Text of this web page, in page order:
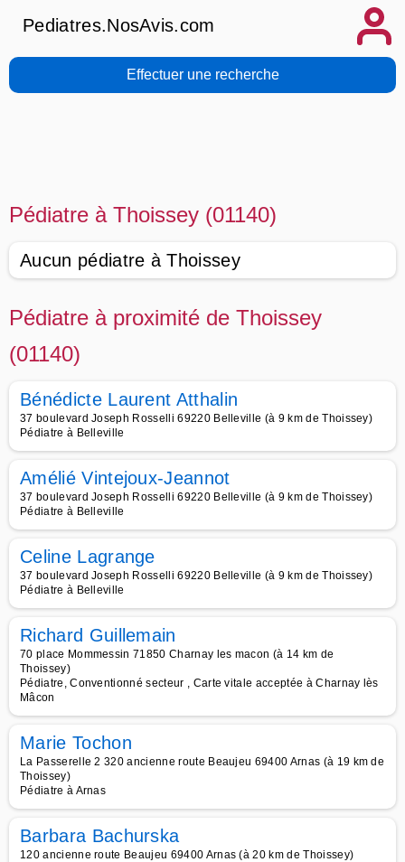
Pediatres.NosAvis.com
Effectuer une recherche
Pédiatre à Thoissey (01140)
Aucun pédiatre à Thoissey
Pédiatre à proximité de Thoissey
(01140)
Bénédicte Laurent Atthalin
37 boulevard Joseph Rosselli 69220 Belleville (à 9 km de Thoissey)
Pédiatre à Belleville
Amélié Vintejoux-Jeannot
37 boulevard Joseph Rosselli 69220 Belleville (à 9 km de Thoissey)
Pédiatre à Belleville
Celine Lagrange
37 boulevard Joseph Rosselli 69220 Belleville (à 9 km de Thoissey)
Pédiatre à Belleville
Richard Guillemain
70 place Mommessin 71850 Charnay les macon (à 14 km de
Thoissey)
Pédiatre, Conventionné secteur , Carte vitale acceptée à Charnay lès
Mâcon
Marie Tochon
La Passerelle 2 320 ancienne route Beaujeu 69400 Arnas (à 19 km de
Thoissey)
Pédiatre à Arnas
Barbara Bachurska
120 ancienne route Beaujeu 69400 Arnas (à 20 km de Thoissey)